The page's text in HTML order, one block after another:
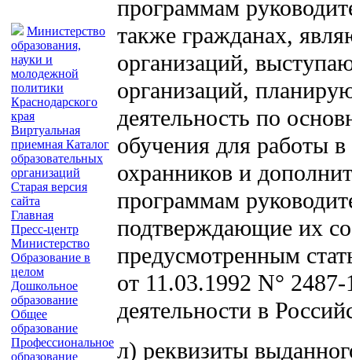
Министерство
образования,
науки и
молодежной
политики
Краснодарского
края
Виртуальная
приемная Каталог
образовательных
организаций
Старая версия
сайта
Главная
Пресс-центр
Министерство
Образование в
целом
Дошкольное
образование
Общее
образование
Профессиональное
образование
программам
также гражданах,
организаций,
организаций,
деятельность по
обучения для работы
охранников и
программам
подтверждающие их
предусмотренным
от 11.03.1992 N°
деятельности в
л) реквизиты